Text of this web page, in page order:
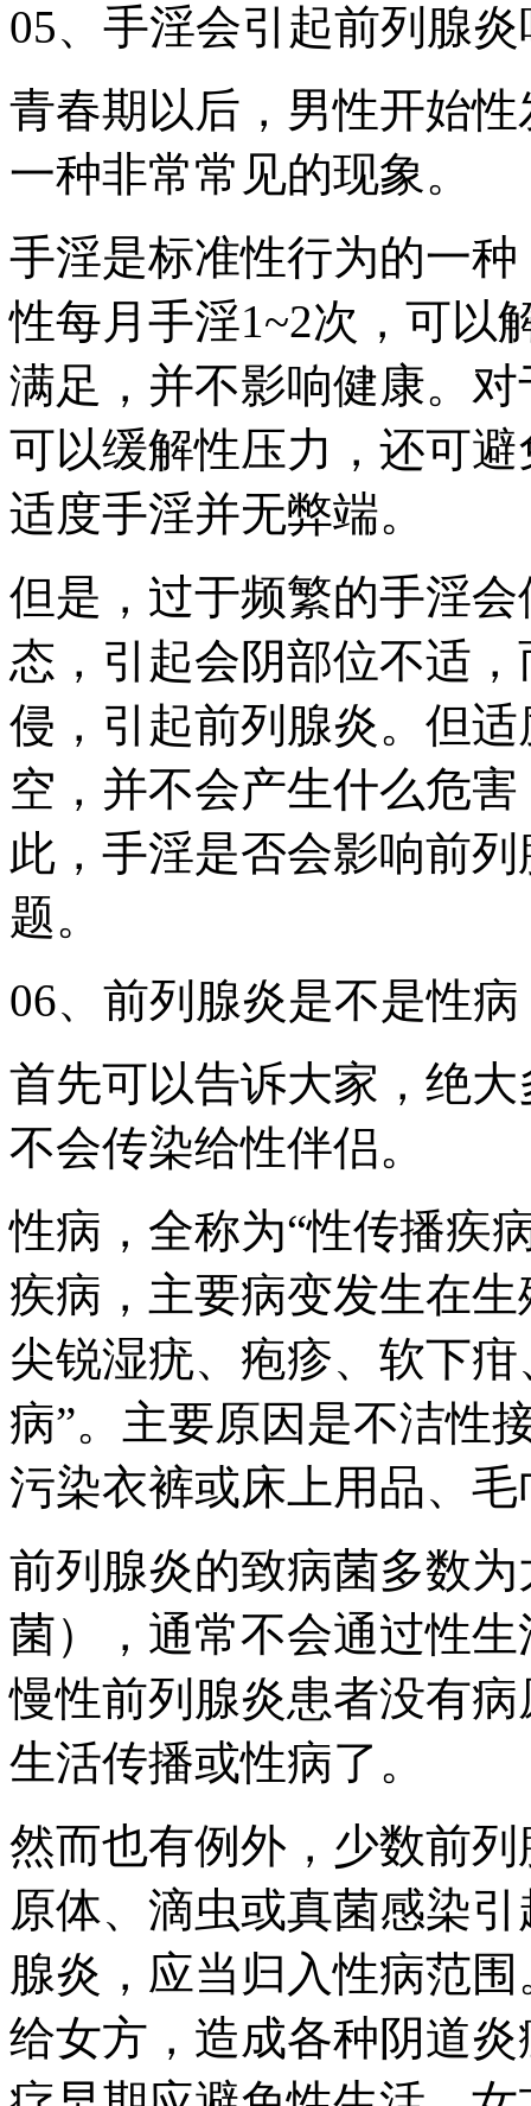
05、手淫会引起前列腺炎
青春期以后，男性开始
一种非常常见的现象。
手淫是标准性行为的一
性每月手淫1~2次，可以
满足，并不影响健康。
可以缓解性压力，还可
适度手淫并无弊端。
但是，过于频繁的手淫
态，引起会阴部位不适
侵，引起前列腺炎。但
空，并不会产生什么危
此，手淫是否会影响前
题。
06、前列腺炎是不是性
首先可以告诉大家，绝
不会传染给性伴侣。
性病，全称为“性传播疾
疾病，主要病变发生在
尖锐湿疣、疱疹、软下
病”。主要原因是不洁性
污染衣裤或床上用品、
前列腺炎的致病菌多数
菌），通常不会通过性
慢性前列腺炎患者没有
生活传播或性病了。
然而也有例外，少数前
原体、滴虫或真菌感染
腺炎，应当归入性病范
给女方，造成各种阴道